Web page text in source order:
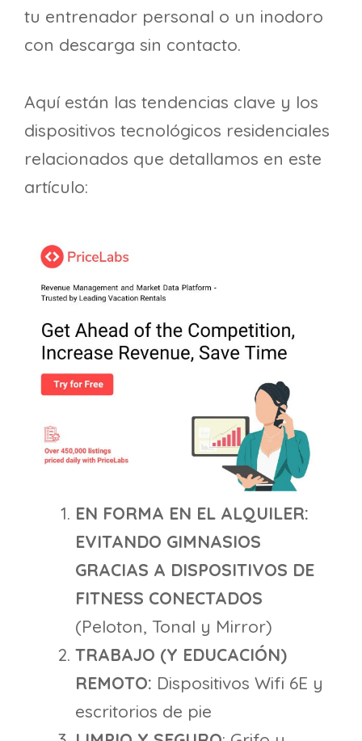
tu entrenador personal o un inodoro
con descarga sin contacto.
Aquí están las tendencias clave y los
dispositivos tecnológicos residenciales
relacionados que detallamos en este
artículo:
EN FORMA EN EL ALQUILER:
EVITANDO GIMNASIOS
GRACIAS A DISPOSITIVOS DE
FITNESS CONECTADOS
(Peloton, Tonal y Mirror)
TRABAJO (Y EDUCACIÓN)
REMOTO: Dispositivos Wifi 6E y
escritorios de pie